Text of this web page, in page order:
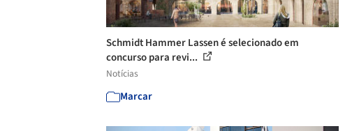
Schmidt Hammer Lassen é selecionado em
concurso para revi...
Notícias
Marcar